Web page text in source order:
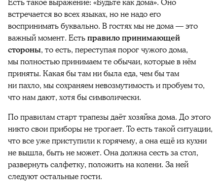
Есть такое выражение: «Будьте как дома». Оно
встречается во всех языках, но не надо его
воспринимать буквально. В гостях мы не дома — это
важный момент. Естьправило принимающей
стороны, то есть, переступая порог чужого дома,
мы полностью принимаем те обычаи, которые в нём
приняты. Какая бы там ни была еда, чем бы там
ни пахло, мы сохраняем невозмутимость и пробуем то,
что нам дают, хотя бы символически.
По правилам старт трапезы даёт хозяйка дома. До этого
никто свои приборы не трогает. То есть такой ситуации,
что все уже приступили к горячему, а она ещё из кухни
не вышла, быть не может. Она должна сесть за стол,
развернуть салфетку, положить на колени. За ней
следуют остальные гости.